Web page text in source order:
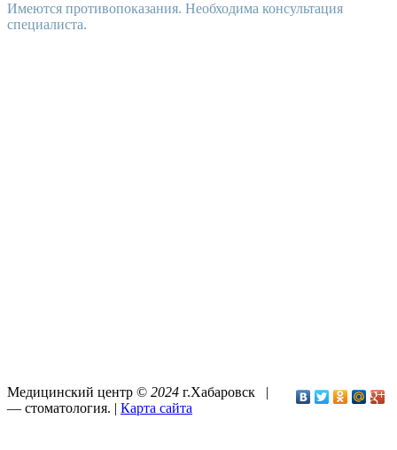
Имеются противопоказания. Необходима консультация
специалиста.
Медицинский центр © 2024 г.Хабаровск |
— стоматология. | Карта сайта